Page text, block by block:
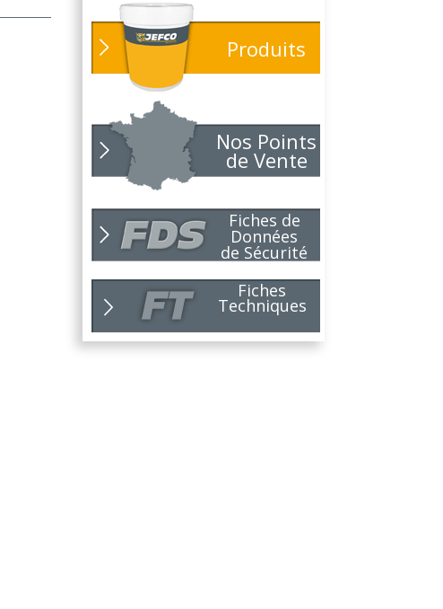
01
26
ATELIER DU
PEINTRE 2026 !
Parce que chaque chantier
compte, nous...
Lire la suite
01
26
NOUVEAUTÉ
POLARIS
Toujours soucieux des besoins
Lire la suite
01
26
NOUVELLE ANNÉE,
NOUVEAUX
PROJETS !
Pour 2026, le choix du bon
Lire la suite
10
25
NOUVEAUTÉ
NIRVANA !
Produits
Nos Points
de Vente
Fiches de
Données
de Sécurité
Fiches
Techniques